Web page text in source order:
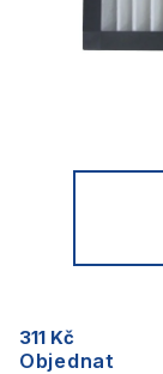
311 Kč
Objednat